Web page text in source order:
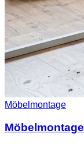
Möbelmontage
Möbelmontage